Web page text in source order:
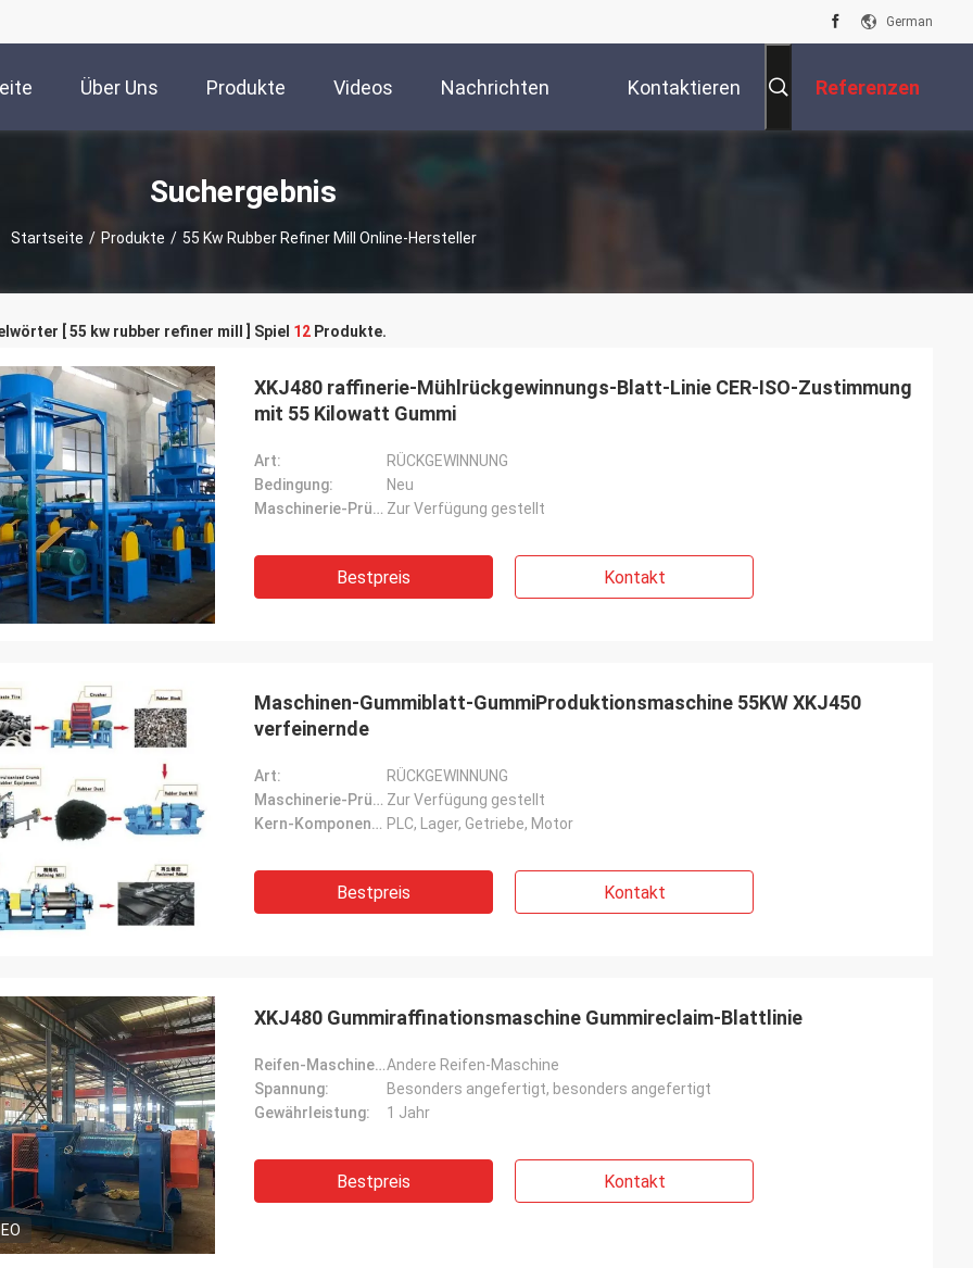
German
Über Uns Produkte Videos Nachrichten Kontaktieren Referenzen
Suchergebnis
Startseite / Produkte / 55 Kw Rubber Refiner Mill Online-Hersteller
[ 55 kw rubber refiner mill ] Spiel 12 Produkte.
XKJ480 raffinerie-Mühlrückgewinnungs-Blatt-Linie CER-ISO-Zustimmung
mit 55 Kilowatt Gummi
Art:
RÜCKGEWINNUNG
Bedingung:
Neu
Maschinerie-Prüfbericht: Zur Verfügung gestellt
Bestpreis Kontakt
Maschinen-Gummiblatt-GummiProduktionsmaschine 55KW XKJ450
verfeinernde
Art:
RÜCKGEWINNUNG
Maschinerie-Prüfbericht: Zur Verfügung gestellt
Kern-Komponenten: PLC, Lager, Getriebe, Motor
Bestpreis Kontakt
XKJ480 Gummiraffinationsmaschine Gummireclaim-Blattlinie
Reifen-Maschinen-Art:Andere Reifen-Maschine
Spannung:
Besonders angefertigt, besonders angefertigt
Gewährleistung:
1 Jahr
Bestpreis Kontakt